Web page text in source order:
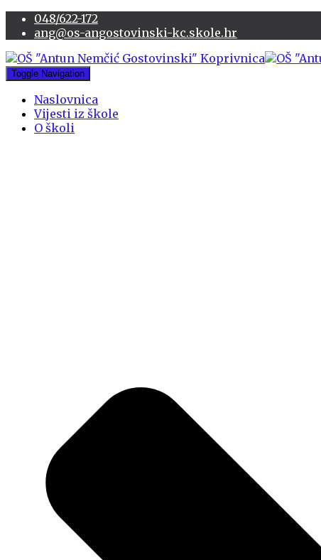
048/622-172
ang@os-angostovinski-kc.skole.hr
Toggle Navigation
Naslovnica
Vijesti iz škole
O školi